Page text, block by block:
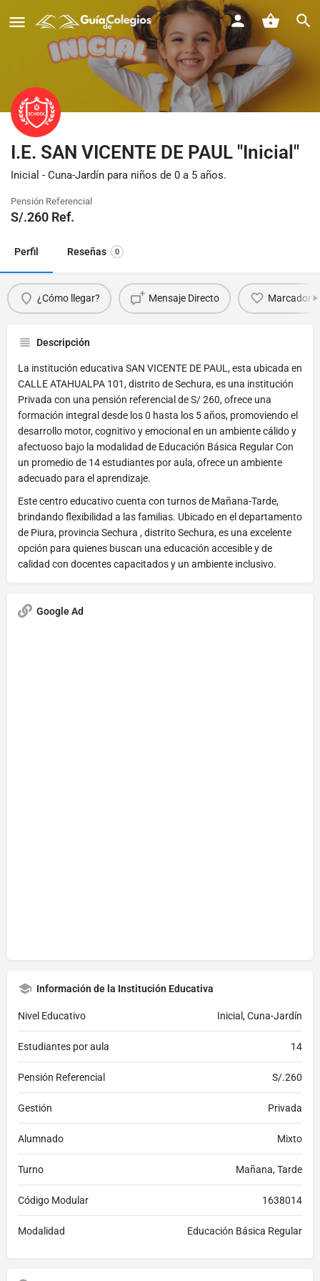
I.E. SAN VICENTE DE PAUL "Inicial"
Inicial - Cuna-Jardín para niños de 0 a 5 años.
Pensión Referencial
S/.260 Ref.
Perfil Reseñas 0
¿Cómo llegar? Mensaje Directo Marcador
Descripción
La institución educativa SAN VICENTE DE PAUL, esta ubicada en
CALLE ATAHUALPA 101, distrito de Sechura, es una institución
Privada con una pensión referencial de S/ 260, ofrece una
formación integral desde los 0 hasta los 5 años, promoviendo el
desarrollo motor, cognitivo y emocional en un ambiente cálido y
afectuoso bajo la modalidad de Educación Básica Regular Con
un promedio de 14 estudiantes por aula, ofrece un ambiente
adecuado para el aprendizaje.
Este centro educativo cuenta con turnos de Mañana-Tarde,
brindando flexibilidad a las familias. Ubicado en el departamento
de Piura, provincia Sechura , distrito Sechura, es una excelente
opción para quienes buscan una educación accesible y de
calidad con docentes capacitados y un ambiente inclusivo.
Google Ad
Información de la Institución Educativa
Nivel Educativo Inicial, Cuna-Jardín
Estudiantes por aula 14
Pensión Referencial S/.260
Gestión Privada
Alumnado Mixto
Turno Mañana, Tarde
Código Modular 1638014
Modalidad Educación Básica Regular